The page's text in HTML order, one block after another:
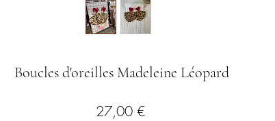
Boucles d'oreilles Madeleine Léopard
27,00 €Preis